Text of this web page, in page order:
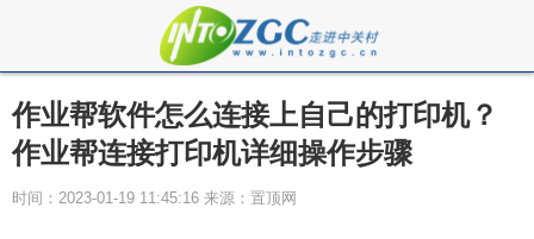
作业帮软件怎么连接上自己的打印机？
作业帮连接打印机详细操作步骤
时间：2023-01-19 11:45:16 来源：置顶网